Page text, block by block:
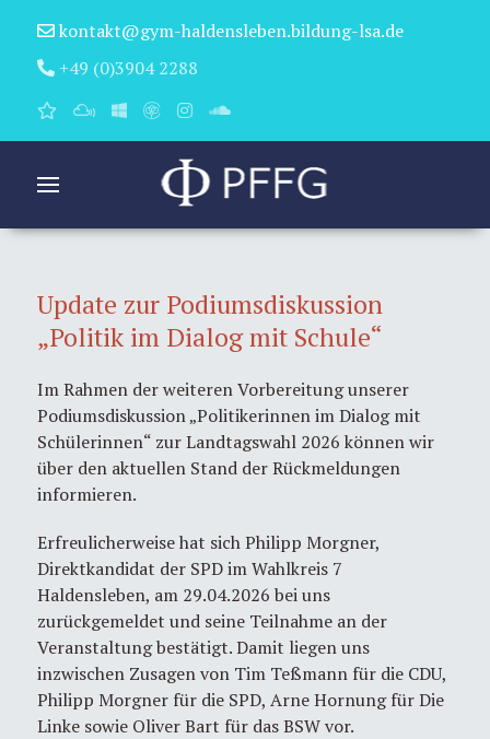
kontakt@gym-haldensleben.bildung-lsa.de
+49 (0)3904 2288
Update zur Podiumsdiskussion
„Politik im Dialog mit Schule“
Im Rahmen der weiteren Vorbereitung unserer
Podiumsdiskussion „Politikerinnen im Dialog mit
Schülerinnen“ zur Landtagswahl 2026 können wir
über den aktuellen Stand der Rückmeldungen
informieren.
Erfreulicherweise hat sich Philipp Morgner,
Direktkandidat der SPD im Wahlkreis 7
Haldensleben, am 29.04.2026 bei uns
zurückgemeldet und seine Teilnahme an der
Veranstaltung bestätigt. Damit liegen uns
inzwischen Zusagen von Tim Teßmann für die CDU,
Philipp Morgner für die SPD, Arne Hornung für Die
Linke sowie Oliver Bart für das BSW vor.